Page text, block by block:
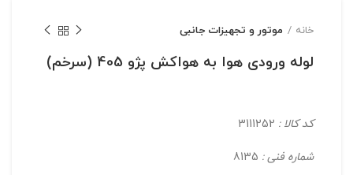
خانه موتور و تجهیزات جانبی
لوله ورودی هوا به هواکش پژو 405 (سرخم)
کد کالا :
شماره فنی :